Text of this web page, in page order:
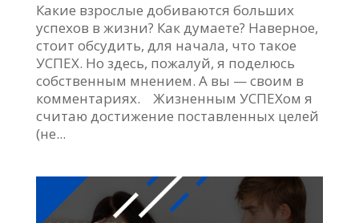
Какие взрослые добиваются больших
успехов в жизни? Как думаете? Наверное,
стоит обсудить, для начала, что такое
УСПЕХ. Но здесь, пожалуй, я поделюсь
собственным мнением. А вы — своим в
комментариях. Жизненным УСПЕХом я
считаю достижение поставленных целей
(не...